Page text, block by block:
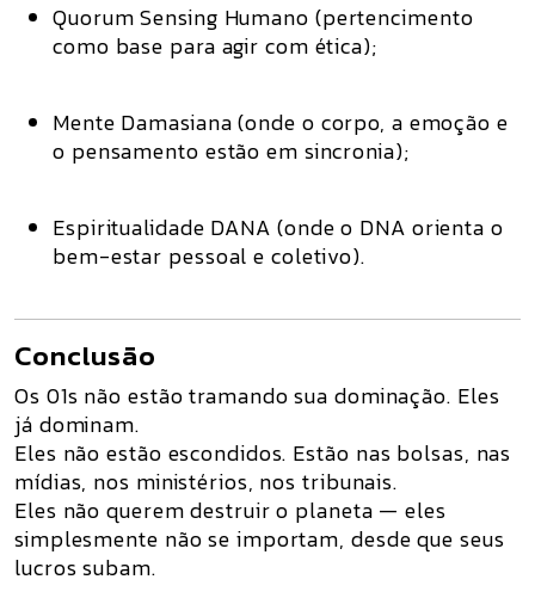
Quorum Sensing Humano (pertencimento
como base para agir com ética);
Mente Damasiana(onde o corpo, a emoção e
o pensamento estão em sincronia);
Espiritualidade DANA (onde o DNA orienta o
bem-estar pessoal e coletivo).
Conclusão
Os 01s não estão tramando sua dominação. Eles
já dominam.
Eles não estão escondidos. Estão nas bolsas, nas
mídias, nos ministérios, nos tribunais.
Eles não querem destruir o planeta —eles
simplesmente não se importam, desde que seus
lucros subam.